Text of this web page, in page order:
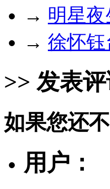
→ 明星
→ 徐怀
>> 发表
如果您还
用户：